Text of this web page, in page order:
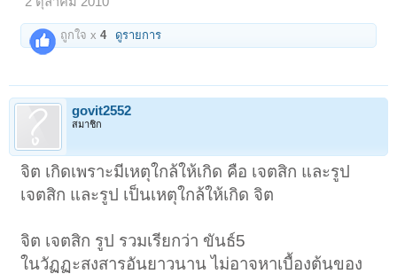
ถูกใจ x4 ดูรายการ
govit2552
สมาชิก
จิต เกิดเพราะมีเหตุใกล้ให้เกิด คือ เจตสิก และรูป
เจตสิก และรูป เป็นเหตุใกล้ให้เกิด จิต
จิต เจตสิก รูป รวมเรียกว่า ขันธ์5
ในวัฏฏะสงสารอันยาวนาน ไม่อาจหาเบื้องต้นของ